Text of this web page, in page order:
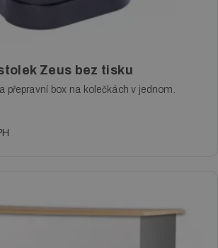
Zeus bez tisku
přepravní box na kolečkách v jednom.